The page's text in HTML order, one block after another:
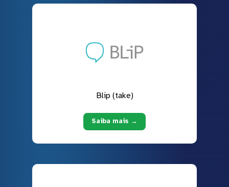
Blip (take)
Saiba mais →